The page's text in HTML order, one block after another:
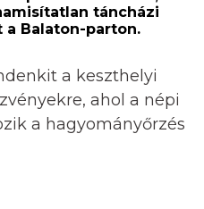
táncházi
Balaton-parton.
a keszthelyi
ahol a népi
a hagyományőrzés